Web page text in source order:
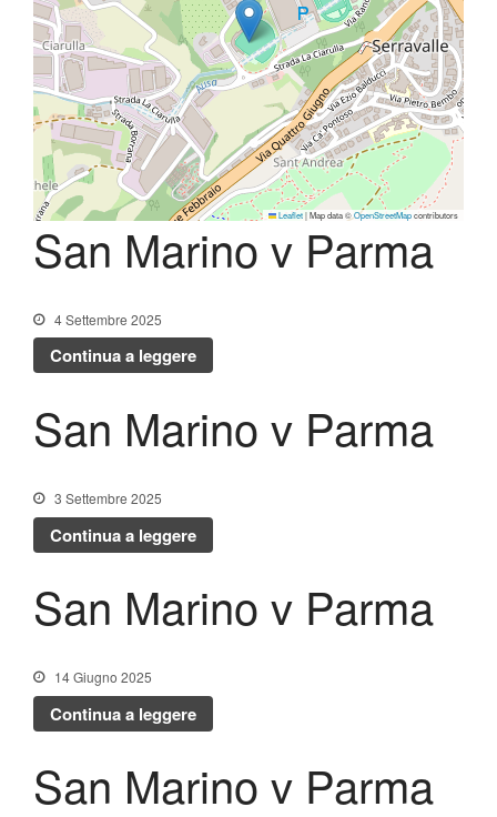
Shop
Leaflet|Map data ©OpenStreetMapcontributors
San Marino v Parma
4 Settembre 2025
Continua a leggere
San Marino v Parma
3 Settembre 2025
Continua a leggere
San Marino v Parma
14 Giugno 2025
Continua a leggere
San Marino v Parma